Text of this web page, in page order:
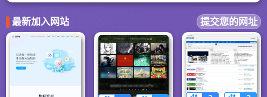
最新加入网站 提交您的网址